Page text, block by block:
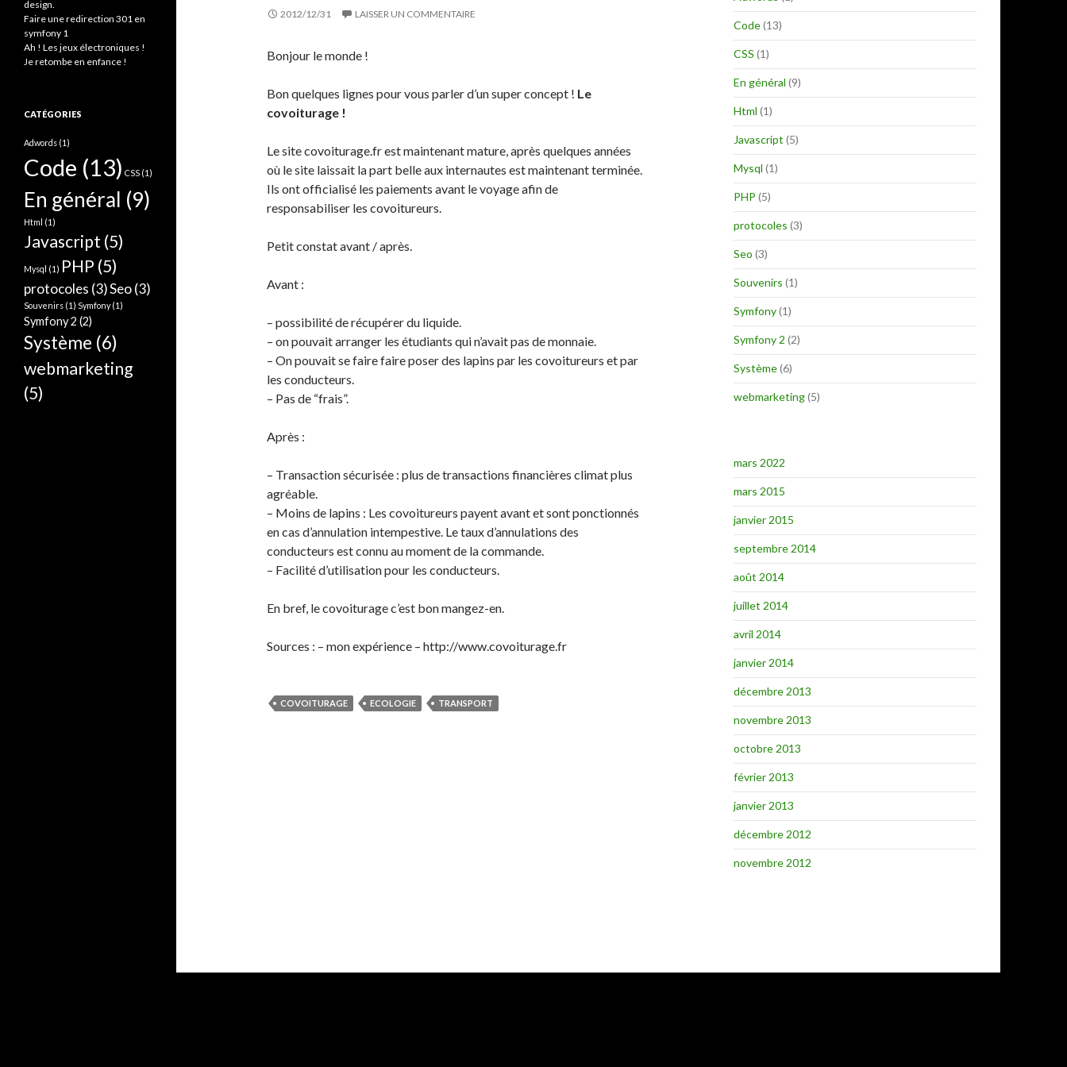
2012/12/31 LAISSER UN COMMENTAIRE
Bonjour le monde !
Bon quelques lignes pour vous parler d’un super concept ! Le
covoiturage !
Le site covoiturage.fr est maintenant mature, après quelques années
où le site laissait la part belle aux internautes est maintenant terminée.
Ils ont officialisé les paiements avant le voyage afin de
responsabiliser les covoitureurs.
Petit constat avant / après.
Avant :
– possibilité de récupérer du liquide.
– on pouvait arranger les étudiants qui n’avait pas de monnaie.
– On pouvait se faire faire poser des lapins par les covoitureurs et par
les conducteurs.
– Pas de “frais”.
Après :
– Transaction sécurisée : plus de transactions financières climat plus
agréable.
– Moins de lapins : Les covoitureurs payent avant et sont ponctionnés
en cas d’annulation intempestive. Le taux d’annulations des
conducteurs est connu au moment de la commande.
– Facilité d’utilisation pour les conducteurs.
En bref, le covoiturage c’est bon mangez-en.
Sources : – mon expérience – http://www.covoiturage.fr
COVOITURAGE ECOLOGIE TRANSPORT
e
r
:
Code(13)
CSS (1)
En général (9)
Html (1)
Javascript (5)
Mysql (1)
PHP (5)
protocoles (3)
Seo (3)
Souvenirs (1)
Symfony(1)
Symfony 2 (2)
Système(6)
webmarketing(5)
mars 2022
mars 2015
janvier 2015
septembre 2014
août 2014
juillet 2014
avril 2014
janvier 2014
décembre 2013
novembre 2013
octobre 2013
février 2013
janvier 2013
décembre 2012
novembre 2012
:
design.
Faire une redirection 301 en
symfony 1
Ah ! Les jeux électroniques !
Je retombe en enfance !
CATÉGORIES
Adwords (1)
Code (13) CSS (1)
En général (9)
Html (1)
Javascript (5)
Mysql (1) PHP (5)
protocoles (3)Seo(3)
Souvenirs (1) Symfony(1)
Symfony 2 (2)
Système (6)
webmarketing
(5)